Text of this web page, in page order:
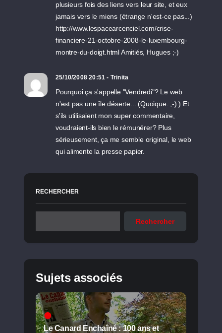
plusieurs fois des liens vers leur site, et eux
jamais vers le miens (étrange n'est-ce pas...)
http://www.lespacearcenciel.com/crise-
financiere-21-octobre-2008-le-luxembourg-
montre-du-doigt.html Amitiés, Hugues ;-)
25/10/2008 20:51 - Trinita
Pourquoi ça s'appelle "Vendredi"? Le web
n'est pas une île déserte... (Quoique. ;-) ) Et
s'ils utilisaient mon super commentaire,
voudraient-ils bien le rémunérer? Plus
sérieusement, ça me semble original, le web
qui alimente la presse papier.
RECHERCHER
Rechercher
Sujets associés
Le Canard Enchaîné : 100 ans et